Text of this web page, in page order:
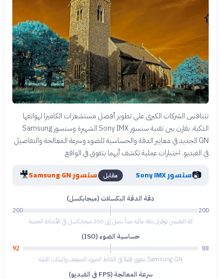
تتنافس الشركات الكبرى على تطوير أفضل مستشعرات الكاميرا لهواتفها
الذكية. نقارن بين تقنية سنسور Sony IMX الشهيرة وسنسور Samsung
GN الجديد في معايير الدقة والحساسية للضوء وسرعة المعالجة والتفاصيل
في الفيديو. اختبارات عملية تكشف أيهما يتفوق في الواقع.
📷سنسور Sony IMX مقابل سنسور Samsung GN 🎥
دقة الدقة البكسلات (ميجابكسل)
200
200
كلا التقنيتين توفران دقة عالية جداً تصل إلى 200 ميجابكسل في الأنماط الحديثة
حساسية الضوء (ISO)
88
92
Samsung GN تتفوق قليلاً في التقاط الضوء الضعيف والبيئات الليلية
سرعة المعالجة (FPS في الفيديو)